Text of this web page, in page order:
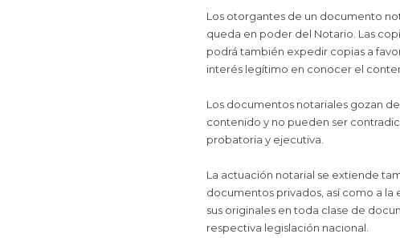
Los otorgantes de un documento
queda en poder del Notario. Las
podrá también expedir copias a
interés legítimo en conocer el
Los documentos notariales gozan
contenido y no pueden ser
probatoria y ejecutiva.
La actuación notarial se extiende
documentos privados, así como a
sus originales en toda clase de
respectiva legislación nacional.